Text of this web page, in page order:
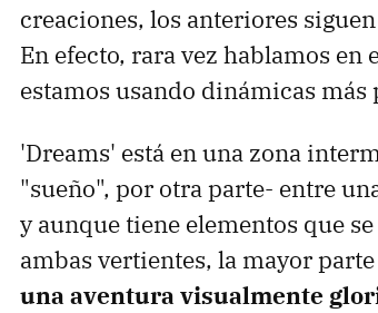
creaciones, los anteriores
En efecto, rara vez hablamos
estamos usando dinámicas
'Dreams' está en una zona
"sueño", por otra parte- entre
y aunque tiene elementos que
ambas vertientes, la mayor
una aventura visualmente